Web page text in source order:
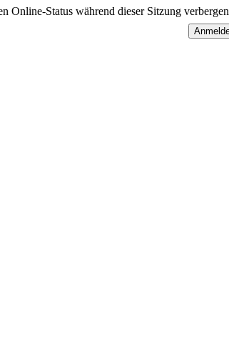
Online-Status während dieser Sitzung verbergen